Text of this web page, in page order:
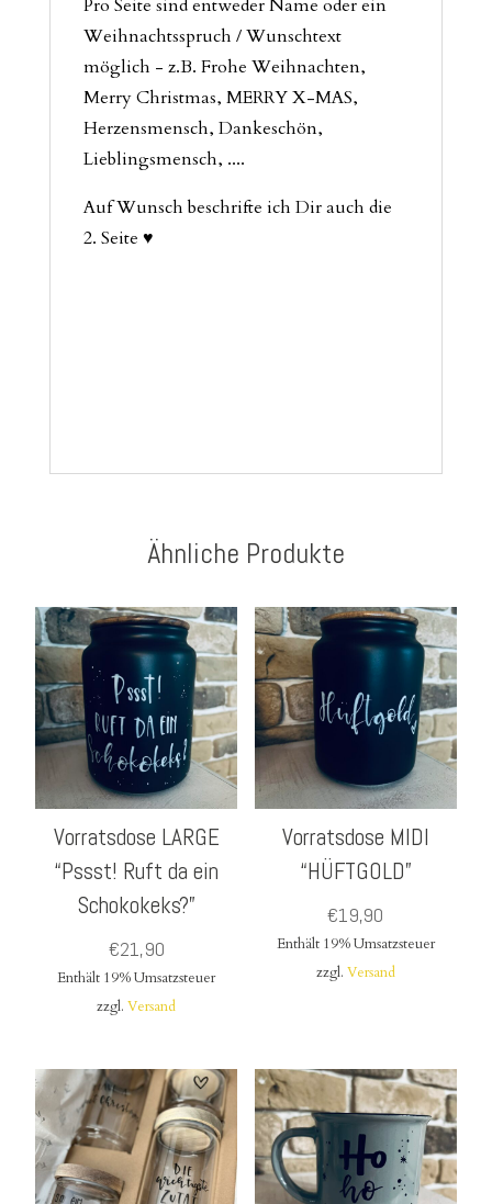
Pro Seite sind entweder Name oder ein
Weihnachtsspruch / Wunschtext
möglich - z.B. Frohe Weihnachten,
Merry Christmas, MERRY X-MAS,
Herzensmensch, Dankeschön,
Lieblingsmensch, ....
Auf Wunsch beschrifte ich Dir auch die
2. Seite ♥
Ähnliche Produkte
Vorratsdose LARGE
“Pssst! Ruft da ein
Schokokeks?”
€21,90
Enthält 19% Umsatzsteuer
zzgl.Versand
Vorratsdose MIDI
“HÜFTGOLD”
€19,90
Enthält 19% Umsatzsteuer
zzgl. Versand